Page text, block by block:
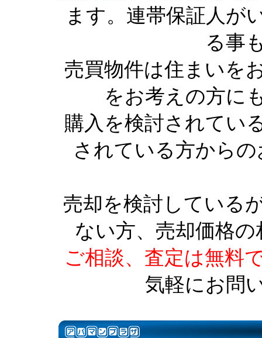
ます。連帯保証人が
る事
売買物件は住まいを
をお考えの方に
購入を検討されてい
されている方から
売却を検討している
ない方、売却価格
ご相談、査定は無料
気軽にお問